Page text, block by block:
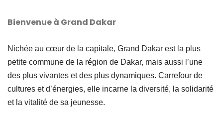
Bienvenue à Grand Dakar
Nichée au cœur de la capitale, Grand Dakar est la plus
petite commune de la région de Dakar, mais aussi l’une
des plus vivantes et des plus dynamiques. Carrefour de
cultures et d’énergies, elle incarne la diversité, la solidarité
et la vitalité de sa jeunesse.